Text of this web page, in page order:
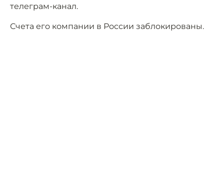
телеграм-канал.
Счета его компании в России заблокированы.